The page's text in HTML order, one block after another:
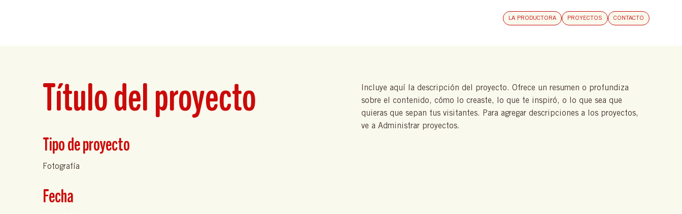
LA PRODUCTORA PROYECTOS CONTACTO
Título del proyecto
Tipo de proyecto
Fotografía
Fecha
Incluye aquí la descripción del proyecto. Ofrece un resumen o profundiza
sobre el contenido, cómo lo creaste, lo que te inspiró, o lo que sea que
quieras que sepan tus visitantes. Para agregar descripciones a los proyectos,
ve a Administrar proyectos.